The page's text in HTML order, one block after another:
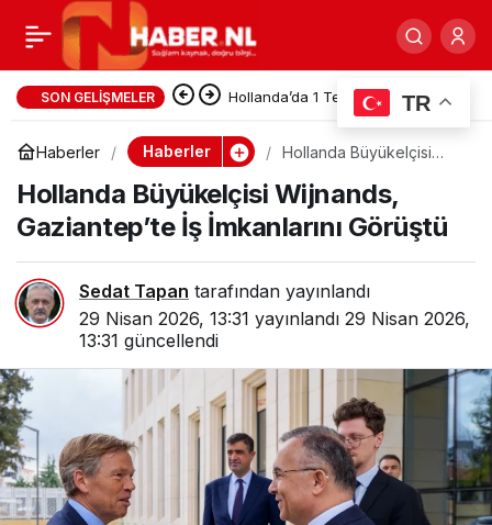
SON GELIŞMELER Hollanda’da 1 Temmuz 2026’dan
İtibaren Adalet ve Güvenlik
Alanında Yeni Düzenlemeler
Yürürlüğe Girdi
Haberler Haberler
Hollanda Büyükelçisi
İş İmkanlarını Görüştü
Hollanda Büyükelçisi Wijnands,
Gaziantep’te İş İmkanlarını Görüştü
Sedat Tapan tarafından yayınlandı
29 Nisan 2026, 13:31 yayınlandı 29 Nisan 2026,
13:31 güncellendi
A-jet kampanyası ile
Hollanda’ya 50 Euro’ya
uçulabilecek
0 Paylaş
TR